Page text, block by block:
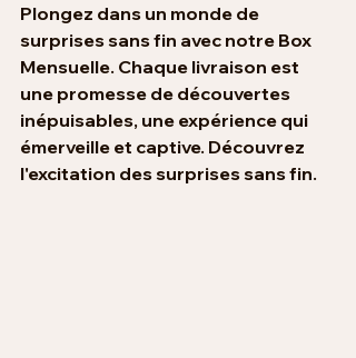
Plongez dans un monde de
surprises sans fin avec notre Box
Mensuelle. Chaque livraison est
une promesse de découvertes
inépuisables, une expérience qui
émerveille et captive. Découvrez
l'excitation des surprises sans fin.